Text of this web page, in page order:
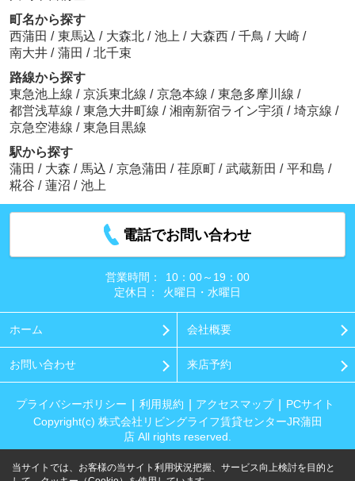
町名から探す
西蒲田 / 東馬込 / 大森北 / 池上 / 大森西 / 千鳥 / 大崎 /
南大井 / 蒲田 / 北千束
路線から探す
東急池上線 / 京浜東北線 / 京急本線 / 東急多摩川線 /
都営浅草線 / 東急大井町線 / 湘南新宿ライン宇須 / 埼京線 /
京急空港線 / 東急目黒線
駅から探す
蒲田 / 大森 / 馬込 / 京急蒲田 / 荏原町 / 武蔵新田 / 平和島 /
糀谷 / 蓮沼 / 池上
電話でお問い合わせ
営業時間：
10：00～19：00
定休日：
火曜日・水曜日
ホーム 会社概要
お問い合わせ 来店予約
プライバシーポリシー 利用規約 アクセスマップ
PCサイト
Copyright(c) 株式会社リビングライフ賃貸センターJR蒲田
店 All rights reserved.
当サイトでは、お客様の当サイト利用状況把握、サービス向上検討を目的と